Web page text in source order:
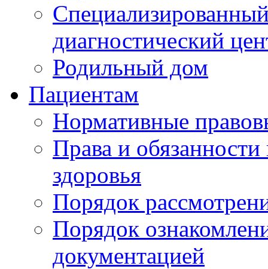
диагностический
Родильный дом
Пациентам
Нормативные
Права и
здоровья
Порядок
Порядок
документацией